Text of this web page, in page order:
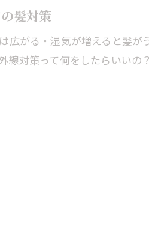
髪対策
広がる・湿気が増えると髪が
線対策って何をしたらいいの